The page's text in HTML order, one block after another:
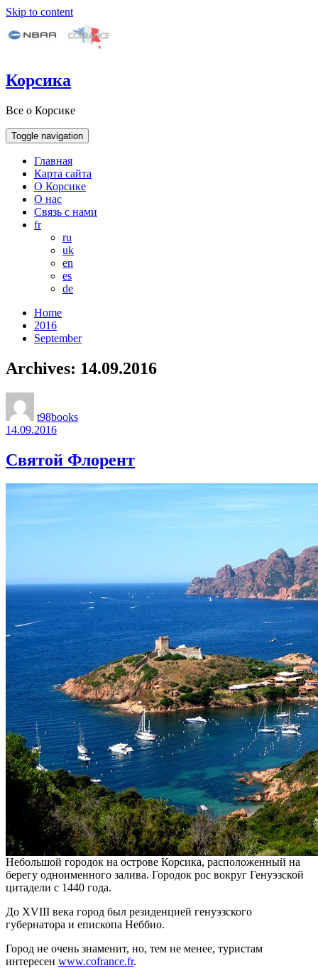
Skip to content
Корсика
Все о Корсике
Toggle navigation
Главная
Карта сайта
О Корсике
О нас
Связь с нами
fr
ru
uk
en
es
de
Home
2016
September
Archives: 14.09.2016
t98books
14.09.2016
Святой Флорент
Небольшой городок на острове Корсика, расположенный на
берегу одноименного залива. Городок рос вокруг Генуэзской
цитадели с 1440 года.
До XVIII века город был резиденцией генуэзского
губернатора и епископа Неббио.
Город не очень знаменит, но, тем не менее, туристам
интересен www.cofrance.fr.